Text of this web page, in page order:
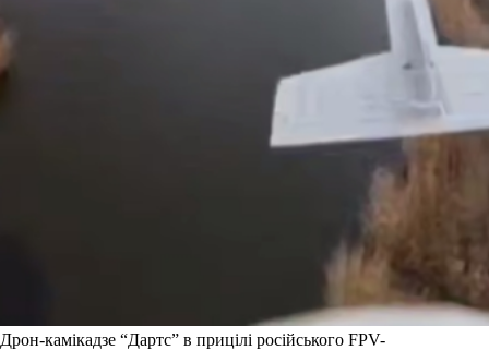
Дрон-камікадзе “Дартс” в прицілі російського FPV-